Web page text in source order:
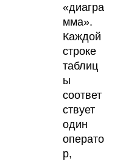
«диагра
мма».
Каждой
строке
таблиц
ы
соответ
ствует
один
операто
р,